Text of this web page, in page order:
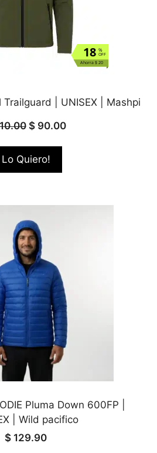
%
OFF
18
Ahorra $ 20
| UNISEX | Mashpi
$90.00
Lo Quiero!
Pluma Down 600FP |
| Wild pacifico
$ 129.90